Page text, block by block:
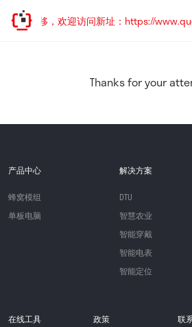
址已迁移，欢迎访问新址：https://
Thanks for your
产品中心
蜂窝模组
单板电脑
解决方案
DTU
智慧农业
智能穿戴
智能电表
智能定位
在线工具 政策 联